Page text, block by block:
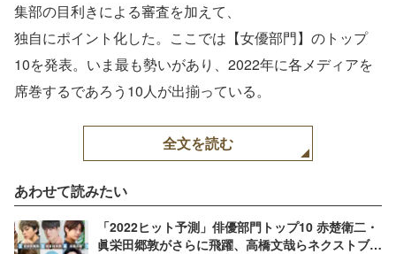
集部の目利きによる審査を加えて、
独自にポイント化した。ここでは【女優部門】のトップ
10を発表。いま最も勢いがあり、2022年に各メディアを
席巻するであろう10人が出揃っている。
全文を読む
あわせて読みたい
「2022ヒット予測」俳優部門トップ10 赤楚衛二・
眞栄田郷敦がさらに飛躍、高橋文哉らネクストブレ